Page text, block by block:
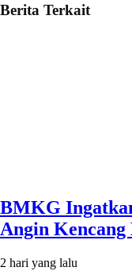
Berita Terkait
BMKG
Angin Kencang
2 hari yang lalu